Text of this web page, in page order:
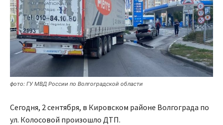
фото: ГУ МВД России по Волгоградской области
Сегодня, 2 сентября, в Кировском районе Волгограда по
ул. Колосовой произошло ДТП.